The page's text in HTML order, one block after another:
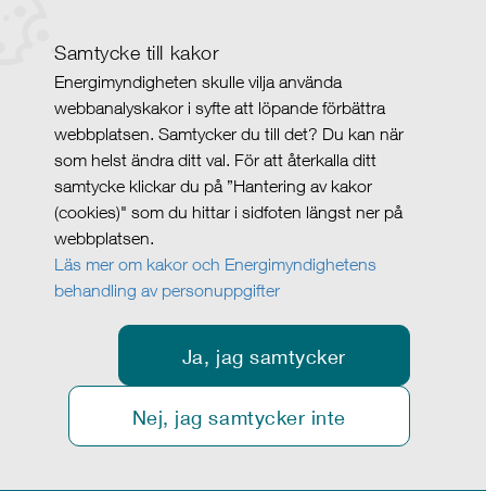
Samtycke till kakor
Energimyndigheten skulle vilja använda
webbanalyskakor i syfte att löpande förbättra
webbplatsen. Samtycker du till det? Du kan när
som helst ändra ditt val. För att återkalla ditt
samtycke klickar du på ”Hantering av kakor
(cookies)" som du hittar i sidfoten längst ner på
webbplatsen.
Läs mer om kakor och Energimyndighetens
behandling av personuppgifter
Ja, jag samtycker
Nej, jag samtycker inte